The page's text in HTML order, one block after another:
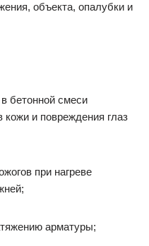
объекта, опалубки и
бетонной смеси
кожи и повреждения глаз
при нагреве
арматуры;